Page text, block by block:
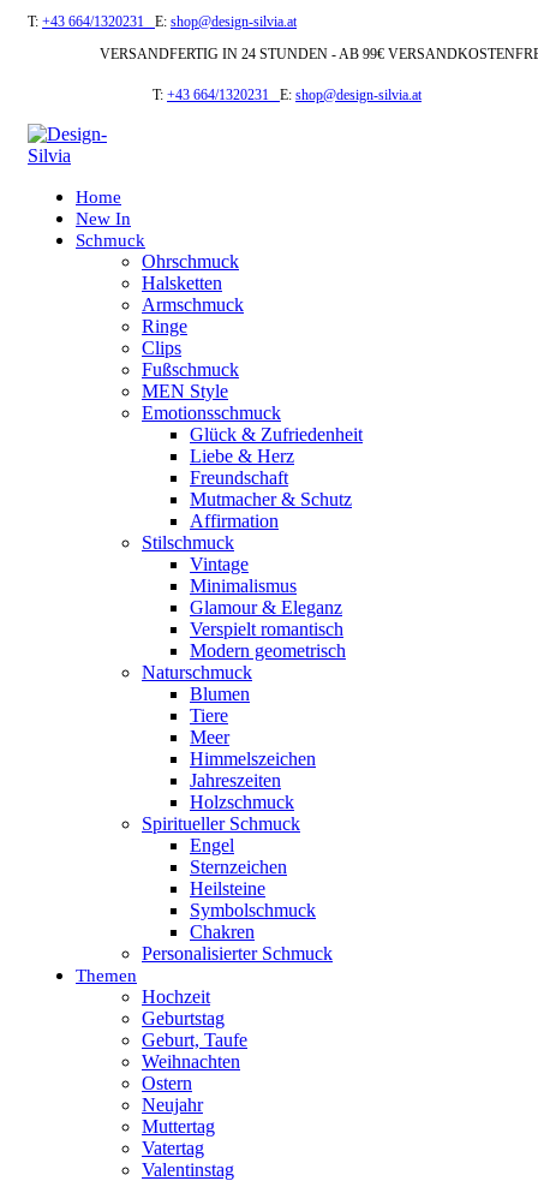
T: +43 664/1320231 E: shop@design-silvia.at
VERSANDFERTIG IN 24 STUNDEN - AB 99€
T: +43 664/1320231 E: shop@design-silvia.at
Home
New In
Schmuck
Ohrschmuck
Halsketten
Armschmuck
Ringe
Clips
Fußschmuck
MEN Style
Emotionsschmuck
Glück & Zufriedenheit
Liebe & Herz
Freundschaft
Mutmacher & Schutz
Affirmation
Stilschmuck
Vintage
Minimalismus
Glamour & Eleganz
Verspielt romantisch
Modern geometrisch
Naturschmuck
Blumen
Tiere
Meer
Himmelszeichen
Jahreszeiten
Holzschmuck
Spiritueller Schmuck
Engel
Sternzeichen
Heilsteine
Symbolschmuck
Chakren
Personalisierter Schmuck
Themen
Hochzeit
Geburtstag
Geburt, Taufe
Weihnachten
Ostern
Neujahr
Muttertag
Vatertag
Valentinstag